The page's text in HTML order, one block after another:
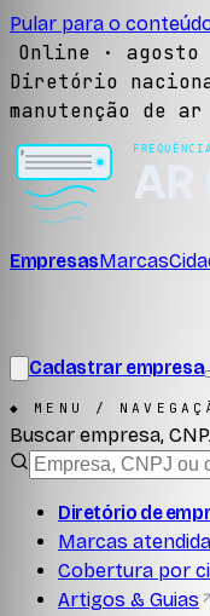
Pular para o
Online · agosto
Diretório
manutenção de
EmpresasMarcas
Cadastrar empresa
◆ MENU /
Buscar empresa,
Diretório de
Marcas
Cobertura por
Artigos & Guias